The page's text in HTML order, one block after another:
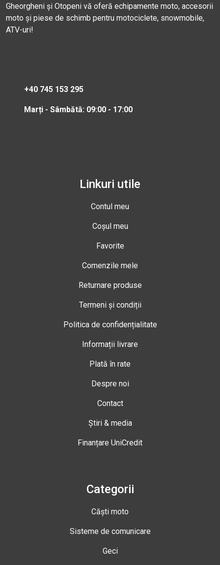
Gheorgheni și Otopeni vă oferă echipamente moto, accesorii
moto și piese de schimb pentru motociclete, snowmobile,
ATV-uri!
+40 745 153 295
Marți - Sâmbătă: 09:00 - 17:00
Linkuri utile
Contul meu
Coșul meu
Favorite
Comenzile mele
Returnare produse
Termeni și condiții
Politica de confidențialitate
Informații livrare
Plată în rate
Despre noi
Contact
Știri & media
Finanțare UniCredit
Categorii
Căști moto
Sisteme de comunicare
Geci